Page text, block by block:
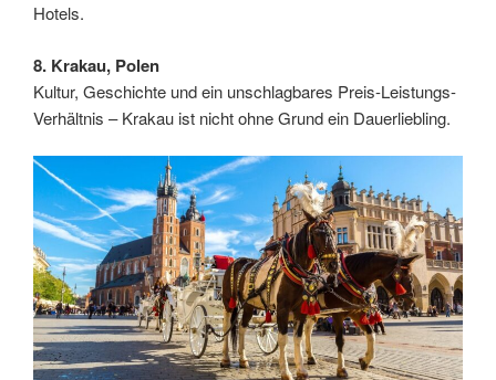
Hotels.
8. Krakau, Polen
Kultur, Geschichte und ein unschlagbares Preis-Leistungs-
Verhältnis – Krakau ist nicht ohne Grund ein Dauerliebling.